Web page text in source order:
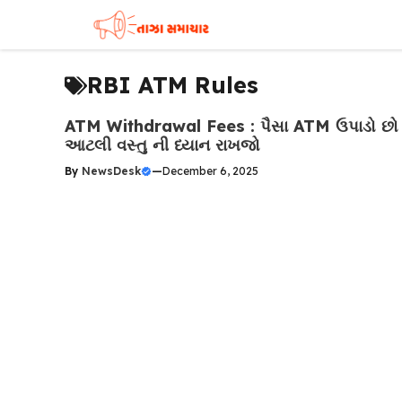
content
RBI ATM Rules
ATM Withdrawal Fees : પૈસા ATM ઉપાડો છો
આટલી વસ્તુ ની ધ્યાન રાખજો
By NewsDesk —December 6, 2025